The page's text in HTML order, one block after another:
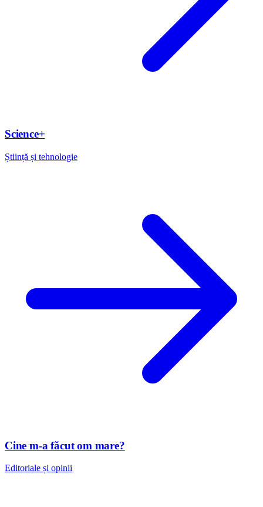
Science+
Știință și tehnologie
Cine m-a făcut om mare?
Editoriale și opinii